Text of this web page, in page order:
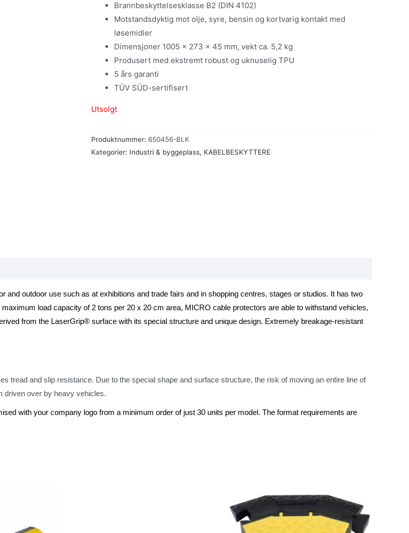
Brannbeskyttelsesklasse B2 (DIN 4102)
Motstandsdyktig mot olje, syre, bensin og kortvarig kontakt med
løsemidler
Dimensjoner 1005 x 273 x 45 mm, vekt ca. 5,2 kg
Produsert med ekstremt robust og uknuselig TPU
5 års garanti
TÜV SÜD-sertifisert
Utsolgt
Produktnummer: 650456-BLK
Kategorier: Industri & byggeplass, KABELBESKYTTERE
outdoor use such as at exhibitions and trade fairs and in shopping centres, stages or studios. It has two
load capacity of 2 tons per 20 x 20 cm area, MICRO cable protectors are able to withstand vehicles,
from the LaserGrip® surface with its special structure and unique design. Extremely breakage-resistant
tread and slip resistance. Due to the special shape and surface structure, the risk of moving an entire line of
driven over by heavy vehicles.
with your company logo from a minimum order of just 30 units per model. The format requirements are